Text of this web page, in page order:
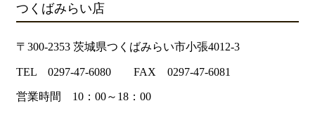
つくばみらい店
〒300-2353 茨城県つくばみらい市小張4012-3
TEL 0297-47-6080 FAX 0297-47-6081
営業時間 10：00～18：00